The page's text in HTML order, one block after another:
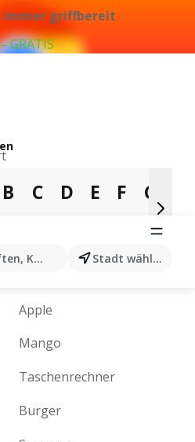
immer griffbereit
GRATIS
Kategorien, Produkten...
Stadt wählen
B C D E F G
U
Apple
Mango
Taschenrechner
Burger